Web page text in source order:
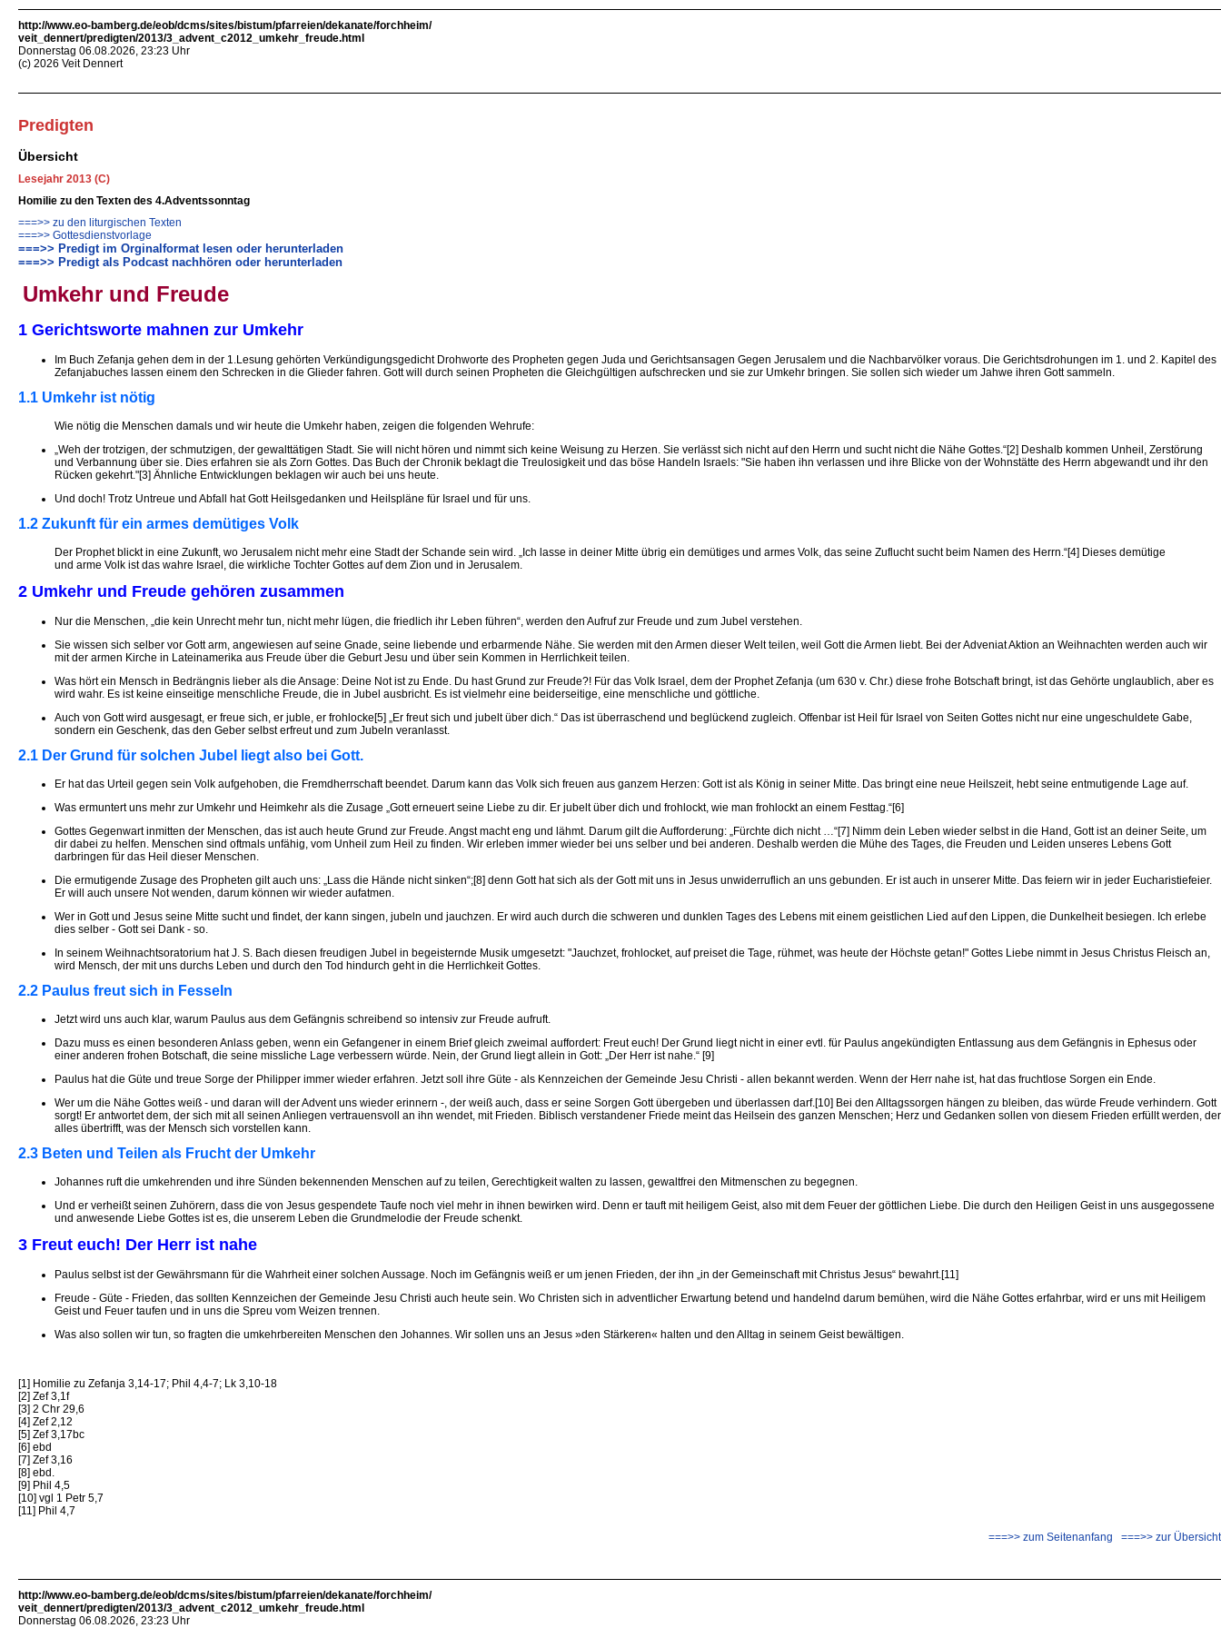
http://www.eo-bamberg.de/eob/dcms/sites/bistum/pfarreien/dekanate/forchheim/
veit_dennert/predigten/2013/3_advent_c2012_umkehr_freude.html
Donnerstag 06.08.2026, 23:23 Uhr
(c) 2026 Veit Dennert
Predigten
Übersicht
Lesejahr 2013 (C)
Homilie zu den Texten des 4.Adventssonntag
===>> zu den liturgischen Texten
===>> Gottesdienstvorlage
===>> Predigt im Orginalformat lesen oder herunterladen
===>> Predigt als Podcast nachhören oder herunterladen
Umkehr und Freude
1 Gerichtsworte mahnen zur Umkehr
Im Buch Zefanja gehen dem in der 1.Lesung gehörten Verkündigungsgedicht Drohworte des Propheten gegen Juda und Gerichtsansagen Gegen Jerusalem und die Nachbarvölker voraus. Die Gerichtsdrohungen im 1. und 2. Kapitel des
Zefanjabuches lassen einem den Schrecken in die Glieder fahren. Gott will durch seinen Propheten die Gleichgültigen aufschrecken und sie zur Umkehr bringen. Sie sollen sich wieder um Jahwe ihren Gott sammeln.
1.1 Umkehr ist nötig
Wie nötig die Menschen damals und wir heute die Umkehr haben, zeigen die folgenden Wehrufe:
„Weh der trotzigen, der schmutzigen, der gewalttätigen Stadt. Sie will nicht hören und nimmt sich keine Weisung zu Herzen. Sie verlässt sich nicht auf den Herrn und sucht nicht die Nähe Gottes.“[2] Deshalb kommen Unheil, Zerstörung
und Verbannung über sie. Dies erfahren sie als Zorn Gottes. Das Buch der Chronik beklagt die Treulosigkeit und das böse Handeln Israels: "Sie haben ihn verlassen und ihre Blicke von der Wohnstätte des Herrn abgewandt und ihr den
Rücken gekehrt."[3] Ähnliche Entwicklungen beklagen wir auch bei uns heute.
Und doch! Trotz Untreue und Abfall hat Gott Heilsgedanken und Heilspläne für Israel und für uns.
1.2 Zukunft für ein armes demütiges Volk
Der Prophet blickt in eine Zukunft, wo Jerusalem nicht mehr eine Stadt der Schande sein wird. „Ich lasse in deiner Mitte übrig ein demütiges und armes Volk, das seine Zuflucht sucht beim Namen des Herrn.“[4] Dieses demütige
und arme Volk ist das wahre Israel, die wirkliche Tochter Gottes auf dem Zion und in Jerusalem.
2 Umkehr und Freude gehören zusammen
Nur die Menschen, „die kein Unrecht mehr tun, nicht mehr lügen, die friedlich ihr Leben führen“, werden den Aufruf zur Freude und zum Jubel verstehen.
Sie wissen sich selber vor Gott arm, angewiesen auf seine Gnade, seine liebende und erbarmende Nähe. Sie werden mit den Armen dieser Welt teilen, weil Gott die Armen liebt. Bei der Adveniat Aktion an Weihnachten werden auch wir
mit der armen Kirche in Lateinamerika aus Freude über die Geburt Jesu und über sein Kommen in Herrlichkeit teilen.
Was hört ein Mensch in Bedrängnis lieber als die Ansage: Deine Not ist zu Ende. Du hast Grund zur Freude?! Für das Volk Israel, dem der Prophet Zefanja (um 630 v. Chr.) diese frohe Botschaft bringt, ist das Gehörte unglaublich, aber es
wird wahr. Es ist keine einseitige menschliche Freude, die in Jubel ausbricht. Es ist vielmehr eine beiderseitige, eine menschliche und göttliche.
Auch von Gott wird ausgesagt, er freue sich, er juble, er frohlocke[5] „Er freut sich und jubelt über dich.“ Das ist überraschend und beglückend zugleich. Offenbar ist Heil für Israel von Seiten Gottes nicht nur eine ungeschuldete Gabe,
sondern ein Geschenk, das den Geber selbst erfreut und zum Jubeln veranlasst.
2.1 Der Grund für solchen Jubel liegt also bei Gott.
Er hat das Urteil gegen sein Volk aufgehoben, die Fremdherrschaft beendet. Darum kann das Volk sich freuen aus ganzem Herzen: Gott ist als König in seiner Mitte. Das bringt eine neue Heilszeit, hebt seine entmutigende Lage auf.
Was ermuntert uns mehr zur Umkehr und Heimkehr als die Zusage „Gott erneuert seine Liebe zu dir. Er jubelt über dich und frohlockt, wie man frohlockt an einem Festtag.“[6]
Gottes Gegenwart inmitten der Menschen, das ist auch heute Grund zur Freude. Angst macht eng und lähmt. Darum gilt die Aufforderung: „Fürchte dich nicht …“[7] Nimm dein Leben wieder selbst in die Hand, Gott ist an deiner Seite, um
dir dabei zu helfen. Menschen sind oftmals unfähig, vom Unheil zum Heil zu finden. Wir erleben immer wieder bei uns selber und bei anderen. Deshalb werden die Mühe des Tages, die Freuden und Leiden unseres Lebens Gott
darbringen für das Heil dieser Menschen.
Die ermutigende Zusage des Propheten gilt auch uns: „Lass die Hände nicht sinken“;[8] denn Gott hat sich als der Gott mit uns in Jesus unwiderruflich an uns gebunden. Er ist auch in unserer Mitte. Das feiern wir in jeder Eucharistiefeier.
Er will auch unsere Not wenden, darum können wir wieder aufatmen.
Wer in Gott und Jesus seine Mitte sucht und findet, der kann singen, jubeln und jauchzen. Er wird auch durch die schweren und dunklen Tages des Lebens mit einem geistlichen Lied auf den Lippen, die Dunkelheit besiegen. Ich erlebe
dies selber - Gott sei Dank - so.
In seinem Weihnachtsoratorium hat J. S. Bach diesen freudigen Jubel in begeisternde Musik umgesetzt: "Jauchzet, frohlocket, auf preiset die Tage, rühmet, was heute der Höchste getan!" Gottes Liebe nimmt in Jesus Christus Fleisch an,
wird Mensch, der mit uns durchs Leben und durch den Tod hindurch geht in die Herrlichkeit Gottes.
2.2 Paulus freut sich in Fesseln
Jetzt wird uns auch klar, warum Paulus aus dem Gefängnis schreibend so intensiv zur Freude aufruft.
Dazu muss es einen besonderen Anlass geben, wenn ein Gefangener in einem Brief gleich zweimal auffordert: Freut euch! Der Grund liegt nicht in einer evtl. für Paulus angekündigten Entlassung aus dem Gefängnis in Ephesus oder
einer anderen frohen Botschaft, die seine missliche Lage verbessern würde. Nein, der Grund liegt allein in Gott: „Der Herr ist nahe.“ [9]
Paulus hat die Güte und treue Sorge der Philipper immer wieder erfahren. Jetzt soll ihre Güte - als Kennzeichen der Gemeinde Jesu Christi - allen bekannt werden. Wenn der Herr nahe ist, hat das fruchtlose Sorgen ein Ende.
Wer um die Nähe Gottes weiß - und daran will der Advent uns wieder erinnern -, der weiß auch, dass er seine Sorgen Gott übergeben und überlassen darf.[10] Bei den Alltagssorgen hängen zu bleiben, das würde Freude verhindern. Gott
sorgt! Er antwortet dem, der sich mit all seinen Anliegen vertrauensvoll an ihn wendet, mit Frieden. Biblisch verstandener Friede meint das Heilsein des ganzen Menschen; Herz und Gedanken sollen von diesem Frieden erfüllt werden, der
alles übertrifft, was der Mensch sich vorstellen kann.
2.3 Beten und Teilen als Frucht der Umkehr
Johannes ruft die umkehrenden und ihre Sünden bekennenden Menschen auf zu teilen, Gerechtigkeit walten zu lassen, gewaltfrei den Mitmenschen zu begegnen.
Und er verheißt seinen Zuhörern, dass die von Jesus gespendete Taufe noch viel mehr in ihnen bewirken wird. Denn er tauft mit heiligem Geist, also mit dem Feuer der göttlichen Liebe. Die durch den Heiligen Geist in uns ausgegossene
und anwesende Liebe Gottes ist es, die unserem Leben die Grundmelodie der Freude schenkt.
3 Freut euch! Der Herr ist nahe
Paulus selbst ist der Gewährsmann für die Wahrheit einer solchen Aussage. Noch im Gefängnis weiß er um jenen Frieden, der ihn „in der Gemeinschaft mit Christus Jesus“ bewahrt.[11]
Freude - Güte - Frieden, das sollten Kennzeichen der Gemeinde Jesu Christi auch heute sein. Wo Christen sich in adventlicher Erwartung betend und handelnd darum bemühen, wird die Nähe Gottes erfahrbar, wird er uns mit Heiligem
Geist und Feuer taufen und in uns die Spreu vom Weizen trennen.
Was also sollen wir tun, so fragten die umkehrbereiten Menschen den Johannes. Wir sollen uns an Jesus »den Stärkeren« halten und den Alltag in seinem Geist bewältigen.
[1] Homilie zu Zefanja 3,14-17; Phil 4,4-7; Lk 3,10-18
[2] Zef 3,1f
[3] 2 Chr 29,6
[4] Zef 2,12
[5] Zef 3,17bc
[6] ebd
[7] Zef 3,16
[8] ebd.
[9] Phil 4,5
[10] vgl 1 Petr 5,7
[11] Phil 4,7
===>> zum Seitenanfang ===>> zur Übersicht
http://www.eo-bamberg.de/eob/dcms/sites/bistum/pfarreien/dekanate/forchheim/
veit_dennert/predigten/2013/3_advent_c2012_umkehr_freude.html
Donnerstag 06.08.2026, 23:23 Uhr